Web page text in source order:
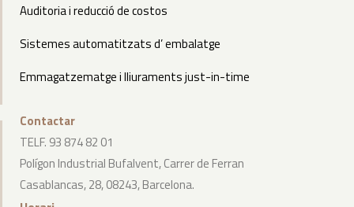
Auditoria i reducció de costos
Sistemes automatitzats d’ embalatge
Emmagatzematge i lliuraments just-in-time
Contactar
TELF. 93 874 82 01
Polígon Industrial Bufalvent, Carrer de Ferran
Casablancas, 28, 08243, Barcelona.